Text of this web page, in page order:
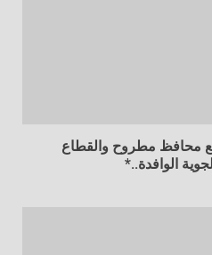
محافظ مطروح والقطاع
الوافدة..*